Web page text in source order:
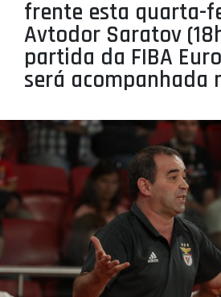
LIGA BETCLIC MASCULINA
LIGA BETCLIC FEMININA
frente esta quarta-
Avtodor Saratov
partida da FIBA
será acompanhada